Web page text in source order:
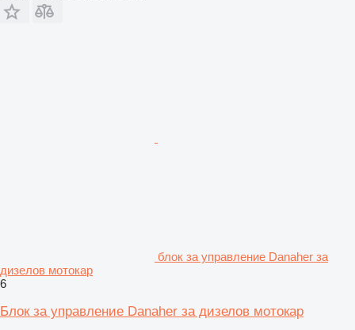
блок за управление Danaher за
дизелов мотокар
6
Блок за управление Danaher за дизелов мотокар